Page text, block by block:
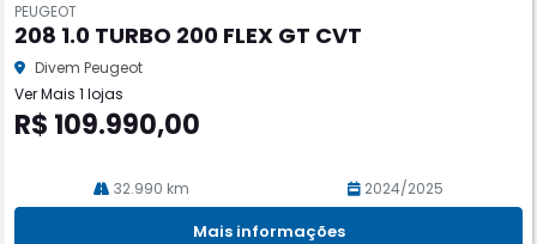
pa
rtil
he
PEUGEOT
208 1.0 TURBO 200 FLEX GT CVT
Divem Peugeot
Ver Mais 1 lojas
R$ 109.990,00
32.990 km 2024/2025
Mais informações